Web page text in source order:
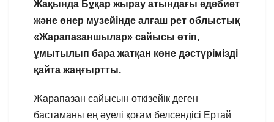
Жақында Бұқар жырау атындағы әдебиет
және өнер музейінде алғаш рет облыстық
«Жарапазаншылар» сайысы өтіп,
ұмытылып бара жатқан көне дәстүрімізді
қайта жаңғыртты.
Жарапазан сайысын өткізейік деген
бастаманы ең әуелі қоғам белсендісі Ертай